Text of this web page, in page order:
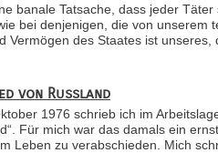
banale Tatsache, dass jeder
bei denjenigen, die von unserem
Vermögen des Staates ist unseres,
von Russland
1976 schrieb ich im
Für mich war das damals ein
Leben zu verabschieden. Mich